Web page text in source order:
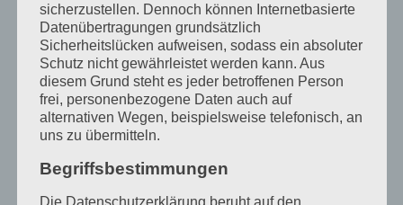
Ein großes Mosaik entsteht
sicherzustellen. Dennoch können Internetbasierte
Datenübertragungen grundsätzlich
Sicherheitslücken aufweisen, sodass ein absoluter
Schutz nicht gewährleistet werden kann. Aus
diesem Grund steht es jeder betroffenen Person
frei, personenbezogene Daten auch auf
alternativen Wegen, beispielsweise telefonisch, an
uns zu übermitteln.
Begriffsbestimmungen
Die Datenschutzerklärung beruht auf den